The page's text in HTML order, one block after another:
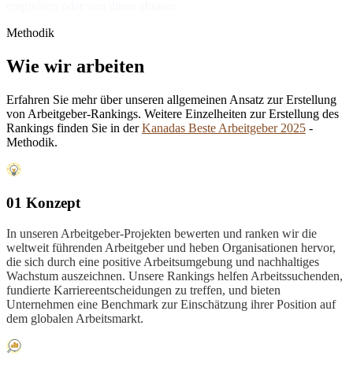
Methodik
Wie wir arbeiten
Erfahren Sie mehr über unseren allgemeinen Ansatz zur Erstellung
von Arbeitgeber-Rankings. Weitere Einzelheiten zur Erstellung des
Rankings finden Sie in derKanadas Beste Arbeitgeber 2025 -
Methodik.
01 Konzept
In unseren Arbeitgeber-Projekten bewerten und ranken wir die
weltweit führenden Arbeitgeber und heben Organisationen hervor,
die sich durch eine positive Arbeitsumgebung und nachhaltiges
Wachstum auszeichnen. Unsere Rankings helfen Arbeitssuchenden,
fundierte Karriereentscheidungen zu treffen, und bieten
Unternehmen eine Benchmark zur Einschätzung ihrer Position auf
dem globalen Arbeitsmarkt.